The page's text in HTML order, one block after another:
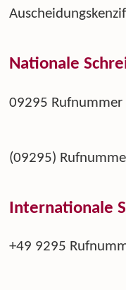
Nationale
09295 Rufnummer
(09295)
Internationale
+49 9295